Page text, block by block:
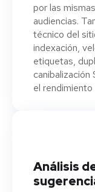
por las
audiencias.
técnico del
indexación,
etiquetas,
el rendimiento
Análisis